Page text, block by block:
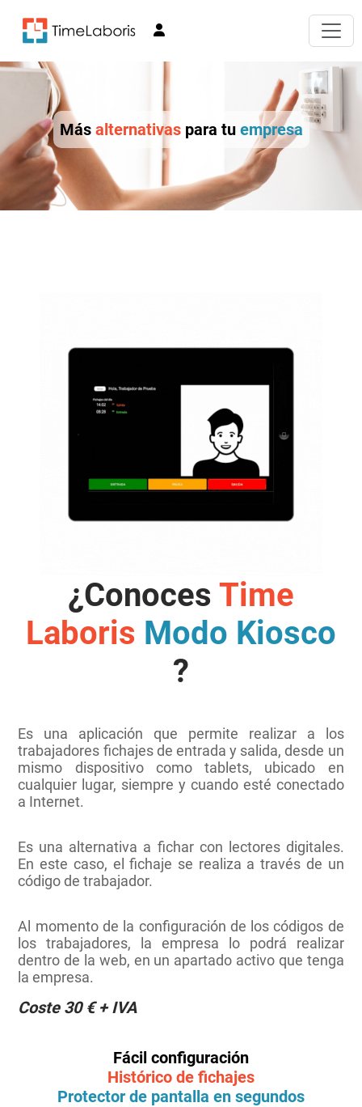
Más alternativas para tu empresa
¿Conoces Time
Laboris Modo Kiosco
?
Es una aplicación que permite realizar a los
trabajadores fichajes de entrada y salida, desde un
mismo dispositivo como tablets, ubicado en
cualquier lugar, siempre y cuando esté conectado
a Internet.
Es una alternativa a fichar con lectores digitales.
En este caso, el fichaje se realiza a través de un
código de trabajador.
Al momento de la configuración de los códigos de
los trabajadores, la empresa lo podrá realizar
dentro de la web, en un apartado activo que tenga
la empresa.
Coste 30 € + IVA
Fácil configuración
Histórico de fichajes
Protector de pantalla en segundos